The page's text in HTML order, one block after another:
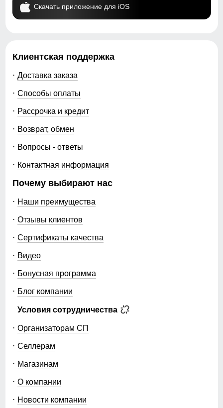
Скачать приложение для iOS
Клиентская поддержка
Доставка заказа
Способы оплаты
Рассрочка и кредит
Возврат, обмен
Вопросы - ответы
Контактная информация
Почему выбирают нас
Наши преимущества
Отзывы клиентов
Сертификаты качества
Видео
Бонусная программа
Блог компании
Условия сотрудничества
Организаторам СП
Селлерам
Магазинам
О компании
Новости компании